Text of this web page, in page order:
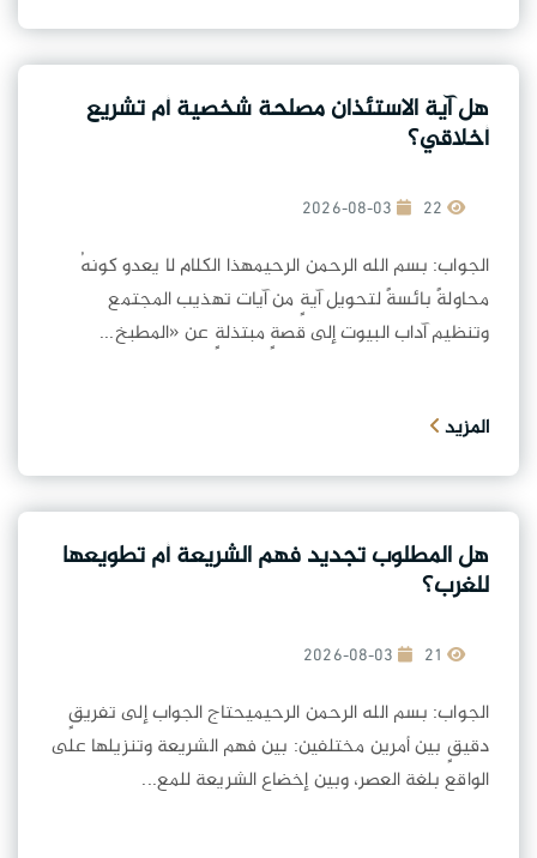
هل آية الاستئذان مصلحة شخصية أم تشريع
أخلاقي؟
2026-08-03
الجواب: بسم الله الرحمن الرحيمهذا الكلام لا يعدو كونهُ
محاولةً بائسةً لتحويل آيةٍ من آيات تهذيب المجتمع
وتنظيم آداب البيوت إلى قصةٍ مبتذلةٍ عن «المطبخ...
المزيد
هل المطلوب تجديد فهم الشريعة أم تطويعها
للغرب؟
2026-08-03
الجواب: بسم الله الرحمن الرحيميحتاج الجواب إلى تفريقٍ
دقيقٍ بين أمرين مختلفين: بين فهم الشريعة وتنزيلها على
الواقع بلغة العصر، وبين إخضاع الشريعة للمع...